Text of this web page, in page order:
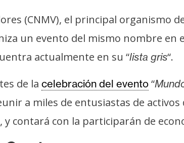
(CNMV), el principal organismo
un evento del mismo nombre en
actualmente en su “lista gris“.
de la celebración del evento “
a miles de entusiastas de
contará con la participarán de